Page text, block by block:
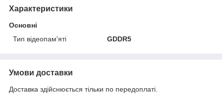
Характеристики
Основні
Тип відеопам'яті
GDDR5
Умови доставки
Доставка здійснюється тільки по передоплаті.